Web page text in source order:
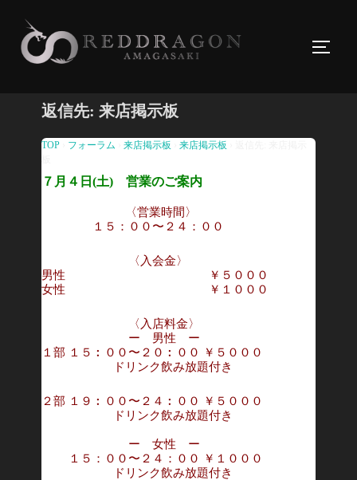
返信先: 来店掲示板
TOP フォーラム 来店掲示板 来店掲示板
７月４日(土) 営業のご案内
〈営業時間〉
１５：００〜２４：００
〈入会金〉
男性 ￥５０００
女性 ￥１０００
〈入店料金〉
ー 男性 ー
１部 １５︰００〜２０︰００ ￥５０００
ドリンク飲み放題付き
２部 １９︰００〜２４︰００ ￥５０００
ドリンク飲み放題付き
ー 女性 ー
１５：００〜２４：００ ￥１０００
ドリンク飲み放題付き